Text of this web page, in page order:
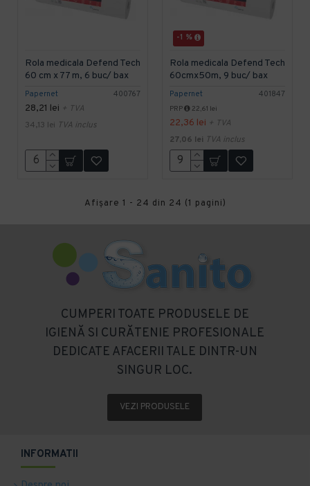
Papernet 400767
Rola medicala Defend Tech
60 cm x 77 m, 6 buc/ bax
28,21 lei + TVA
34,13 lei TVA inclus
-1 %
Papernet 401847
Rola medicala Defend Tech
60cmx50m, 9 buc/ bax
PRP 22,61 lei
22,36 lei + TVA
27,06 lei TVA inclus
Afişare 1 - 24 din 24 (1 pagini)
CUMPERI TOATE PRODUSELE DE
IGIENĂ SI CURĂTENIE PROFESIONALE
DEDICATE AFACERII TALE DINTR-UN
SINGUR LOC.
VEZI PRODUSELE
INFORMATII